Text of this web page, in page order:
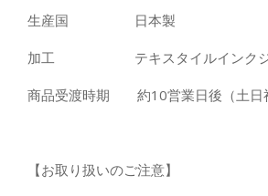
生産国 日本製
加工 テキスタイルインクジ
商品受渡時期 約10営業日後（土日
【お取り扱いのご注意】